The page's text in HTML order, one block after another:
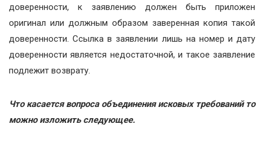
доверенности, к заявлению должен быть приложен
оригинал или должным образом заверенная копия такой
доверенности. Ссылка в заявлении лишь на номер и дату
доверенности является недостаточной, и такое заявление
подлежит возврату.
Что касается вопроса объединения исковых требований то
можно изложить следующее.